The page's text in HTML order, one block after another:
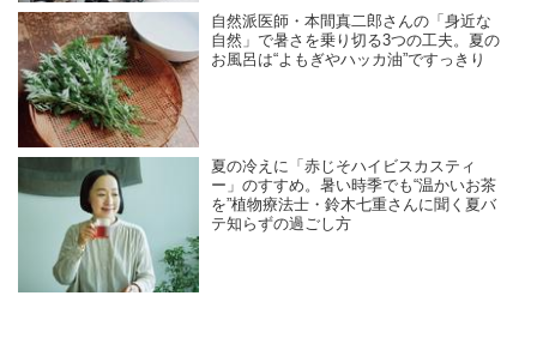
自然派医師・本間真二郎さんの「身近な
自然」で暑さを乗り切る3つの工夫。夏の
お風呂は“よもぎやハッカ油”ですっきり
夏の冷えに「赤じそハイビスカスティ
ー」のすすめ。暑い時季でも“温かいお茶
を”植物療法士・鈴木七重さんに聞く夏バ
テ知らずの過ごし方